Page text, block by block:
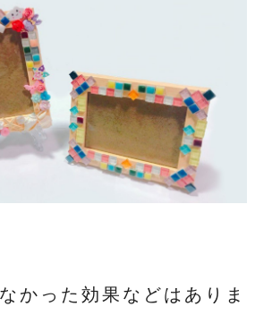
かった効果などはありま